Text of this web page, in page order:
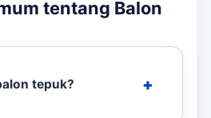
tentang Balon
tepuk?